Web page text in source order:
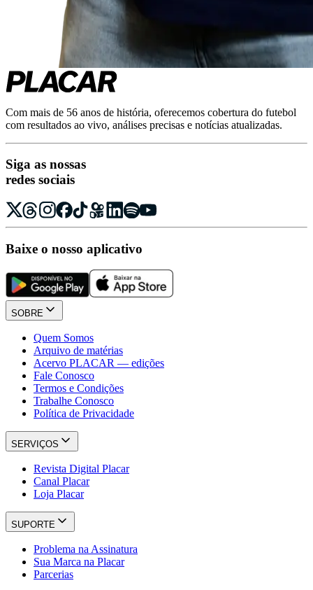
Com mais de 56 anos de história, oferecemos cobertura do futebol
com resultados ao vivo, análises precisas e notícias atualizadas.
Siga as nossas
redes sociais
Baixe o nosso aplicativo
SOBRE
Quem Somos
Arquivo de matérias
Acervo PLACAR — edições
Fale Conosco
Termos e Condições
Trabalhe Conosco
Política de Privacidade
SERVIÇOS
Revista Digital Placar
Canal Placar
Loja Placar
SUPORTE
Problema na Assinatura
Sua Marca na Placar
Parcerias